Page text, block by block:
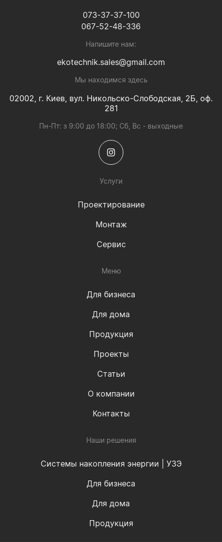
073-37-37-100
067-52-48-336
Напишите нам:
ekotechnik.sales@gmail.com
Мы находимся здесь
02002, г. Киев, вул. Никольско-Слободская, 2Б, оф.
281
Пн-Пт: з 9:00 до 18:00; Сб, Вс - выходные
Услуги
Проектирование
Монтаж
Сервис
Меню
Для бизнеса
Для дома
Продукция
Проекты
Статьи
О компании
Контакты
Наши решения
Системы накопления энергии | УЗЭ
Для бизнеса
Для дома
Продукция